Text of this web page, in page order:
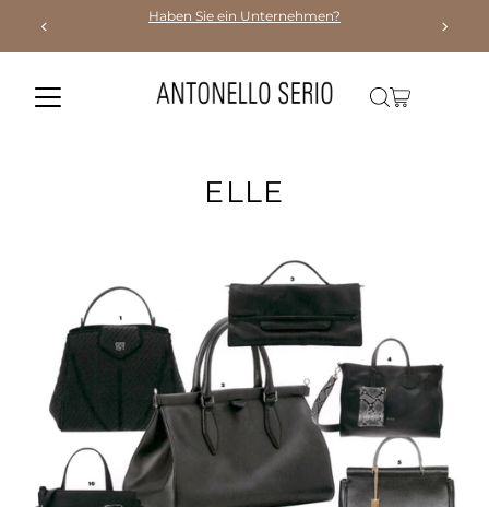
Direkt zum Inhalt
Haben Sie ein Unternehmen?
ELLE